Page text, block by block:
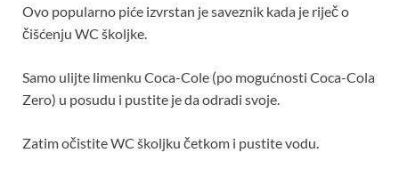
Ovo popularno piće izvrstan je saveznik kada je riječ o
čišćenju WC školjke.
Samo ulijte limenku Coca-Cole (po mogućnosti Coca-Cola
Zero) u posudu i pustite je da odradi svoje.
Zatim očistite WC školjku četkom i pustite vodu.